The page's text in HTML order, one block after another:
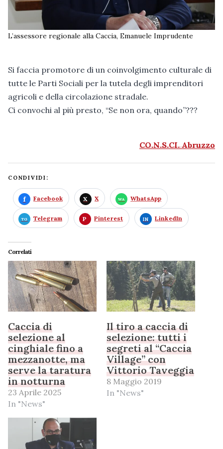
L’assessore regionale alla Caccia, Emanuele Imprudente
Si faccia promotore di un coinvolgimento culturale di
tutte le Parti Sociali per la tutela degli imprenditori
agricoli e della circolazione stradale.
Ci convochi al più presto, “Se non ora, quando”???
CO.N.S.CI. Abruzzo
CONDIVIDI:
Facebook X WhatsApp
Telegram Pinterest LinkedIn
Correlati
Caccia di
selezione al
cinghiale fino a
mezzanotte, ma
serve la taratura
in notturna
23 Aprile 2025
In "News"
Il tiro a caccia di
selezione: tutti i
segreti al “Caccia
Village” con
Vittorio Taveggia
8 Maggio 2019
In "News"